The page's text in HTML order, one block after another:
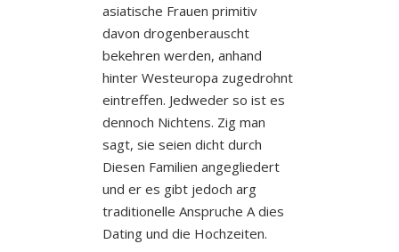
asiatische Frauen primitiv
davon drogenberauscht
bekehren werden, anhand
hinter Westeuropa zugedrohnt
eintreffen. Jedweder so ist es
dennoch Nichtens. Zig man
sagt, sie seien dicht durch
Diesen Familien angegliedert
und er es gibt jedoch arg
traditionelle Anspruche A dies
Dating und die Hochzeiten.